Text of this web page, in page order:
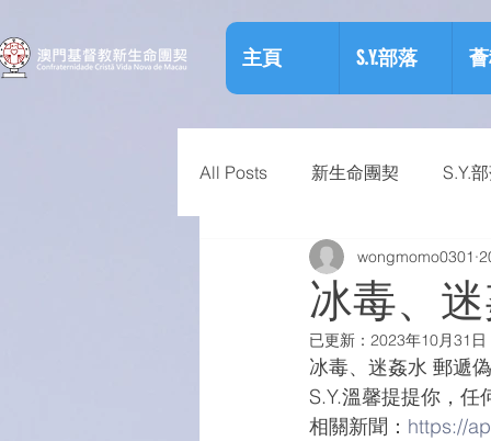
主頁 S.Y.部落
All Posts 新生命團契 S.Y.
相關資訊 預防物質濫用資
冰毒、
wongmomo0301
已更新： 2023年10月31日
冰毒、迷姦水 郵遞
S.Y.溫馨提提你，
相關新聞： https://